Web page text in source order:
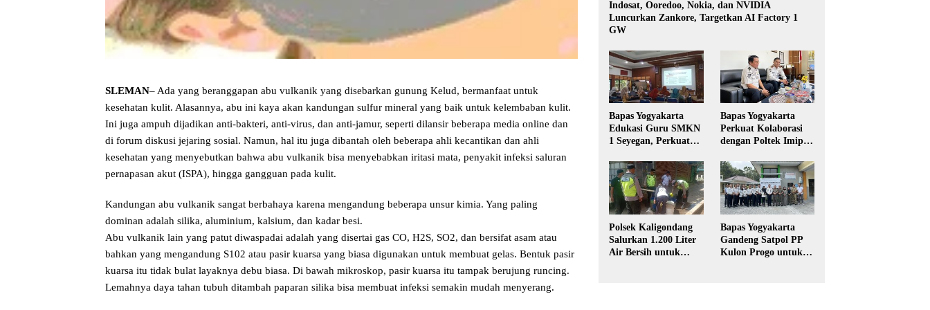
SLEMAN– Ada yang beranggapan abu vulkanik yang disebarkan gunung Kelud, bermanfaat untuk
kesehatan kulit. Alasannya, abu ini kaya akan kandungan sulfur mineral yang baik untuk kelembaban kulit.
Ini juga ampuh dijadikan anti-bakteri, anti-virus, dan anti-jamur, seperti dilansir beberapa media online dan
di forum diskusi jejaring sosial. Namun, hal itu juga dibantah oleh beberapa ahli kecantikan dan ahli
kesehatan yang menyebutkan bahwa abu vulkanik bisa menyebabkan iritasi mata, penyakit infeksi saluran
pernapasan akut (ISPA), hingga gangguan pada kulit.
Kandungan abu vulkanik sangat berbahaya karena mengandung beberapa unsur kimia. Yang paling
dominan adalah silika, aluminium, kalsium, dan kadar besi.
Abu vulkanik lain yang patut diwaspadai adalah yang disertai gas CO, H2S, SO2, dan bersifat asam atau
bahkan yang mengandung S102 atau pasir kuarsa yang biasa digunakan untuk membuat gelas. Bentuk pasir
kuarsa itu tidak bulat layaknya debu biasa. Di bawah mikroskop, pasir kuarsa itu tampak berujung runcing.
Lemahnya daya tahan tubuh ditambah paparan silika bisa membuat infeksi semakin mudah menyerang.
Indosat, Ooredoo, Nokia, dan NVIDIA
Luncurkan Zankore, Targetkan AI Factory 1
GW
Bapas Yogyakarta
Edukasi Guru SMKN
1 Seyegan, Perkuat
Hukum di Sekolah
Bapas Yogyakarta
Perkuat Kolaborasi
dengan Poltek Imipas,
Magang Taruna
Polsek Kaligondang
Salurkan 1.200 Liter
Air Bersih untuk
Bapas Yogyakarta
Gandeng Satpol PP
Kulon Progo untuk